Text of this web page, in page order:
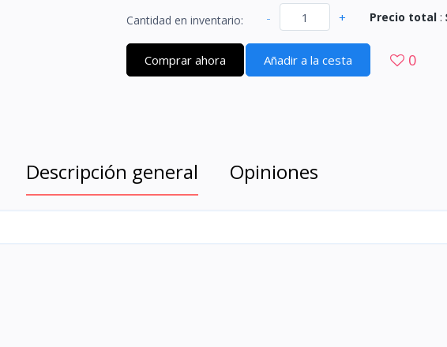
Cantidad en inventario: - + Precio total:
Comprar ahora Añadir a la cesta 0
Descripción general Opiniones